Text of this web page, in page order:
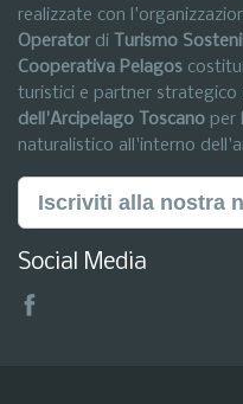
realizzate con
Operatordi Turismo
Cooperativa Pelagos
turistici e partner strategico
dell'Arcipelago Toscano per
naturalistico all'interno
Iscriviti alla nostra
Social Media